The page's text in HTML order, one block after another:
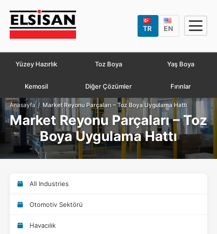
TR EN
Yüzey Hazırlık Toz Boya Yaş Boya
Kemosil Diğer Çözümler Fırınlar
Anasayfa / Market Reyonu Parçaları – Toz Boya Uygulama Hattı
Market Reyonu Parçaları – Toz
Boya Uygulama Hattı
All Industries
Otomotiv Sektörü
Havacılık